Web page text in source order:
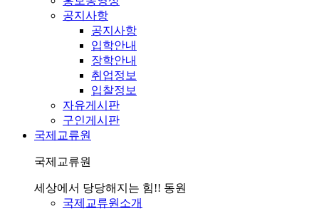
공지사항
공지사항
입학안내
장학안내
취업정보
입찰정보
자유게시판
구인게시판
국제교류원
국제교류원
세상에서 당당해지는 힘!! 동원
국제교류원소개